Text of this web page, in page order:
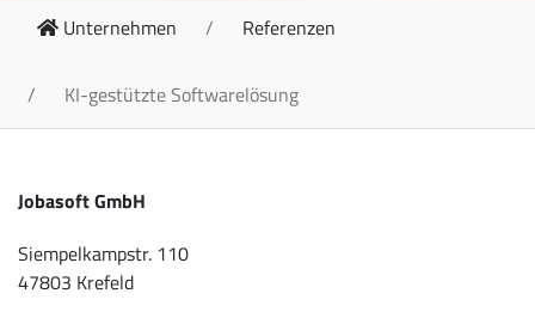
Unternehmen Referenzen
KI-gestützte Softwarelösung
Jobasoft GmbH
Siempelkampstr. 110
47803 Krefeld